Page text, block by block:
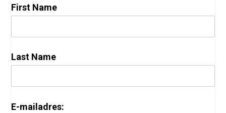
First Name
Last Name
E-mailadres: